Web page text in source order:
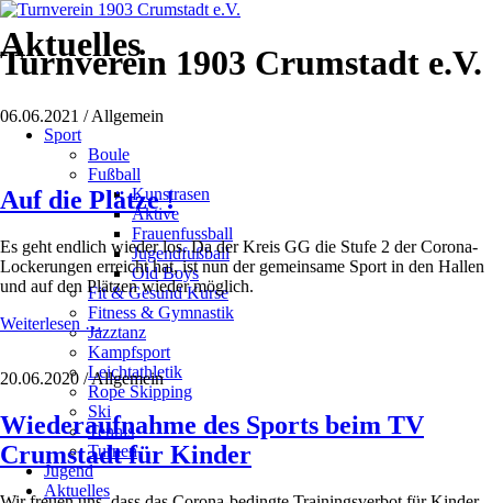
Turnverein 1903 Crumstadt e.V.
Navigation
überspringen
Sport
Boule
Fußball
Kunstrasen
Aktive
Frauenfussball
Jugendfußball
Old Boys
Fit & Gesund Kurse
Fitness & Gymnastik
Jazztanz
Kampfsport
Leichtathletik
Rope Skipping
Ski
Tennis
Turnen
Jugend
Aktuelles
Aktuelles
06.06.2021 /Allgemein
Auf die Plätze !
Es geht endlich wieder los. Da der Kreis GG die Stufe 2 der Corona-
Lockerungen erreicht hat, ist nun der gemeinsame Sport in den Hallen
und auf den Plätzen wieder möglich.
Weiterlesen …Auf
die
Plätze
!
20.06.2020 /Allgemein
Wiederaufnahme des Sports beim TV
Crumstadt für Kinder